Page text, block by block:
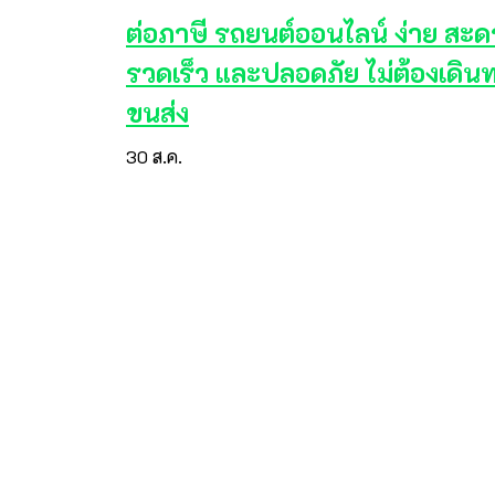
ต่อภาษี รถยนต์ออนไลน์ ง่าย สะ
รวดเร็ว และปลอดภัย ไม่ต้องเดิน
ขนส่ง
30 ส.ค.